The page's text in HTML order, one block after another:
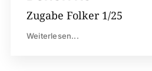
Zugabe Folker 1/25
Weiterlesen...